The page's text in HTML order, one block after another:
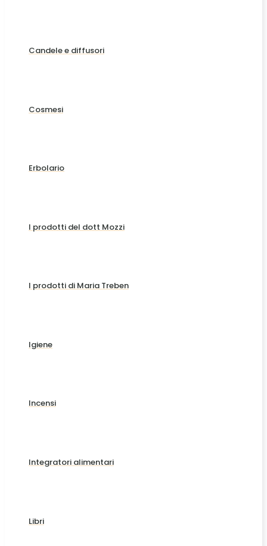
Candele e diffusori
Cosmesi
Erbolario
I prodotti del dott Mozzi
I prodotti di Maria Treben
Igiene
Incensi
Integratori alimentari
Libri